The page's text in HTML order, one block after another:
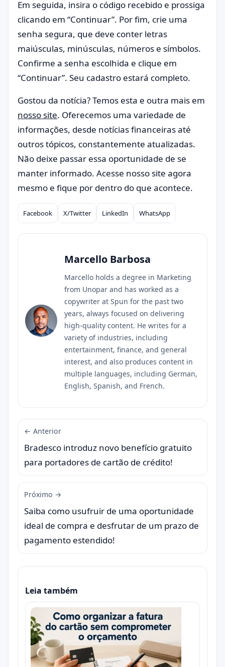
Em seguida, insira o código recebido e prossiga
clicando em “Continuar”. Por fim, crie uma
senha segura, que deve conter letras
maiúsculas, minúsculas, números e símbolos.
Confirme a senha escolhida e clique em
“Continuar”. Seu cadastro estará completo.
Gostou da notícia? Temos esta e outra mais em
nosso site. Oferecemos uma variedade de
informações, desde notícias financeiras até
outros tópicos, constantemente atualizadas.
Não deixe passar essa oportunidade de se
manter informado. Acesse nosso site agora
mesmo e fique por dentro do que acontece.
Compartilhar
Facebook X/Twitter LinkedIn WhatsApp
Marcello Barbosa
Marcello holds a degree in Marketing
from Unopar and has worked as a
copywriter at Spun for the past two
years, always focused on delivering
high-quality content. He writes for a
variety of industries, including
entertainment, finance, and general
interest, and also produces content in
multiple languages, including German,
English, Spanish, and French.
← Anterior
Bradesco introduz novo benefício gratuito
para portadores de cartão de crédito!
Próximo →
Saiba como usufruir de uma oportunidade
ideal de compra e desfrutar de um prazo de
pagamento estendido!
Leia também